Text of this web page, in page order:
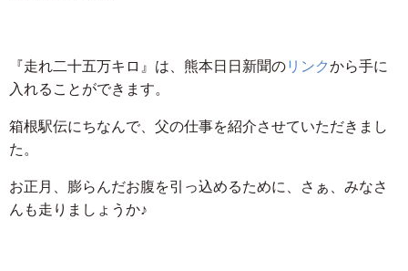
『走れ二十五万キロ』は、熊本日日新聞のリンクから手に
入れることができます。
箱根駅伝にちなんで、父の仕事を紹介させていただきまし
た。
お正月、膨らんだお腹を引っ込めるために、さぁ、みなさ
んも走りましょうか♪